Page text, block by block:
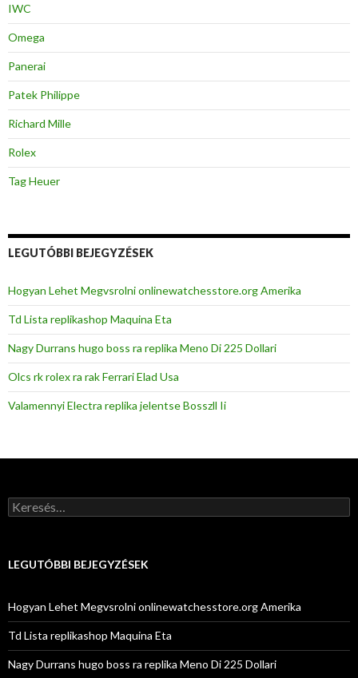
IWC
Omega
Panerai
Patek Philippe
Richard Mille
Rolex
Tag Heuer
LEGUTÓBBI BEJEGYZÉSEK
Hogyan Lehet Megvsrolni onlinewatchesstore.org Amerika
Td Lista replikashop Maquina Eta
Nagy Durrans hugo boss ra replika Meno Di 225 Dollari
Olcs rk rolex ra rak Ferrari Elad Usa
Valamennyi Electra replika jelentse Bosszll Ii
Keresés:
LEGUTÓBBI BEJEGYZÉSEK
Hogyan Lehet Megvsrolni onlinewatchesstore.org Amerika
Td Lista replikashop Maquina Eta
Nagy Durrans hugo boss ra replika Meno Di 225 Dollari